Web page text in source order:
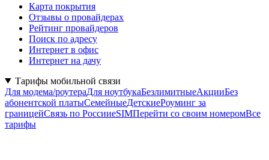
Карта покрытия
Отзывы о провайдерах
Рейтинг провайдеров
Поиск по адресу
Интернет в офис
Интернет на дачу
Тарифы мобильной связи
Для модема/роутераДля ноутбукаБезлимитныеАкцииБез
абонентской платыСемейныеДетскиеРоуминг за
границейСвязь по РоссииeSIMПерейти со своим номеромВсе
тарифы